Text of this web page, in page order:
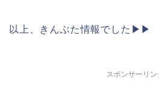
以上、きんぶた情報でした▶︎▶︎
スポンサーリン